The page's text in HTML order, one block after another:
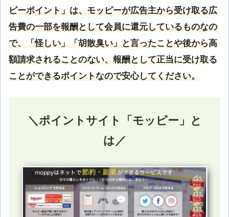
ピーポイント」は、モッピーが広告主から受け取る広
告費の一部を報酬として会員に還元しているものなの
で、「怪しい」「胡散臭い」と言ったことや後から高
額請求されることのない、報酬として正当に受け取る
ことができるポイントなので安心してください。
＼ポイントサイト「モッピー」と
は／